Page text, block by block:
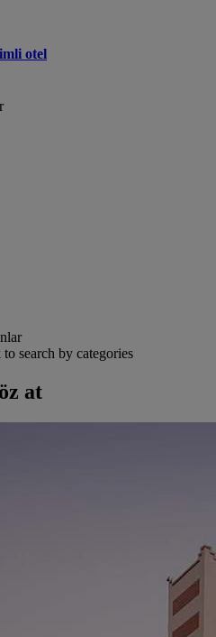
otel
search by categories
at